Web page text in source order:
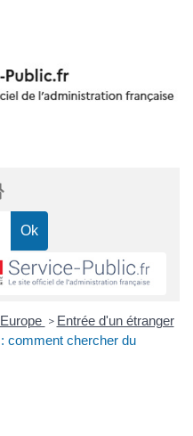
> Entrée d'un étranger
comment chercher du